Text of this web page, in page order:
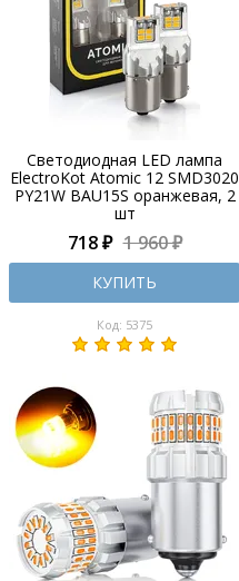
Светодиодная LED лампа
ElectroKot Atomic 12 SMD3020
PY21W BAU15S оранжевая, 2
шт
718 ₽ 1 960 ₽
КУПИТЬ
Код: 5375